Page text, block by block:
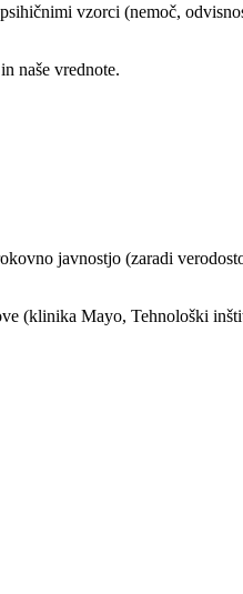
vzorci (nemoč,
naše vrednote.
javnostjo (zaradi
(klinika Mayo, Tehnološki